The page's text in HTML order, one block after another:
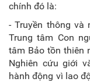
chính đó là:
- Truyền thông và
Trung tâm Con
tâm Bảo tồn thiên
Nghiên cứu giới
hành động vì lao